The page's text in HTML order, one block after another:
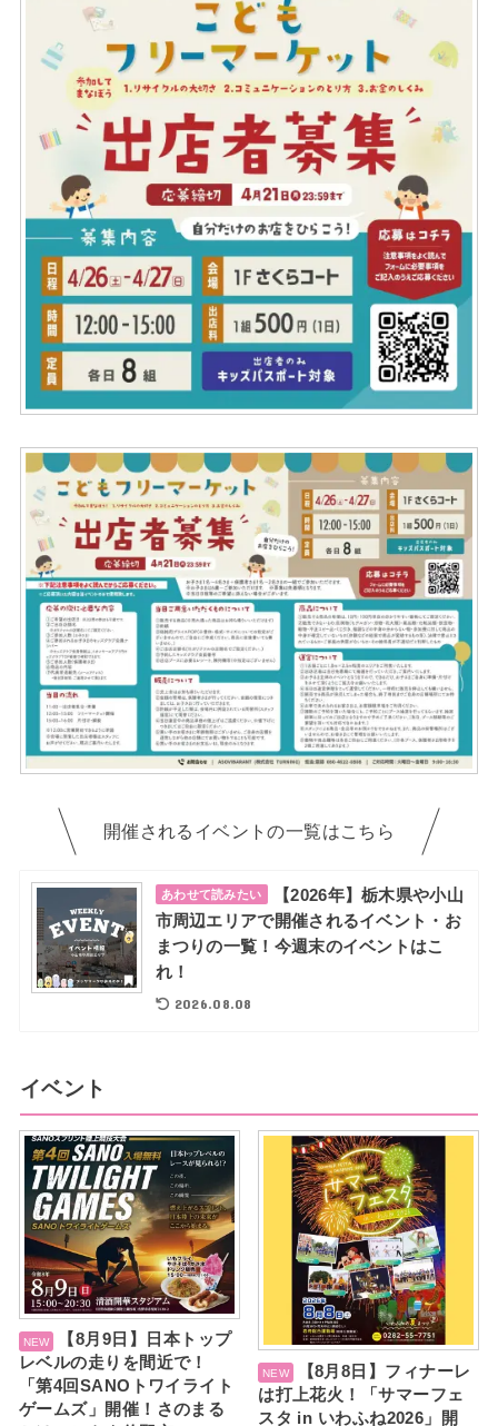
開催されるイベントの一覧はこちら
あわせて読みたい
【2026年】栃木県や小山
市周辺エリアで開催されるイベント・お
まつりの一覧！今週末のイベントはこ
れ！
2026.08.08
イベント
【8月9日】日本トップ
レベルの走りを間近で！
「第4回SANOトワイライト
ゲームズ」開催！さのまる
【8月8日】フィナーレ
は打上花火！「サマーフェ
スタ in いわふね2026」開